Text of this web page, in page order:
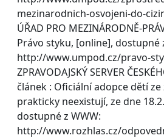
mezinarodnich-osvojeni-do-
ÚŘAD PRO MEZINÁRODNĚ-
Právo styku, [online], dostupné
http://www.umpod.cz/pravo-
ZPRAVODAJSKÝ SERVER
článek : Oficiální adopce dětí
prakticky neexistují, ze dne
dostupné z WWW:
http://www.rozhlas.cz/